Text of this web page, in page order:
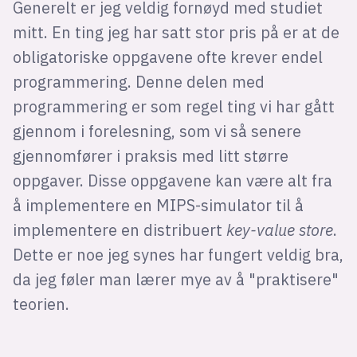
Generelt er jeg veldig fornøyd med studiet
mitt. En ting jeg har satt stor pris på er at de
obligatoriske oppgavene ofte krever endel
programmering. Denne delen med
programmering er som regel ting vi har gått
gjennom i forelesning, som vi så senere
gjennomfører i praksis med litt større
oppgaver. Disse oppgavene kan være alt fra
å implementere en MIPS-simulator til å
implementere en distribuert key-value store.
Dette er noe jeg synes har fungert veldig bra,
da jeg føler man lærer mye av å "praktisere"
teorien.